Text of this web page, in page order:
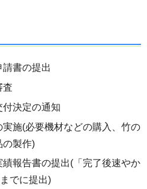
請書の提出
査
付決定の通知
実施(必要機材などの購入、竹の
の製作)
績報告書の提出(「完了後速やか
でに提出)